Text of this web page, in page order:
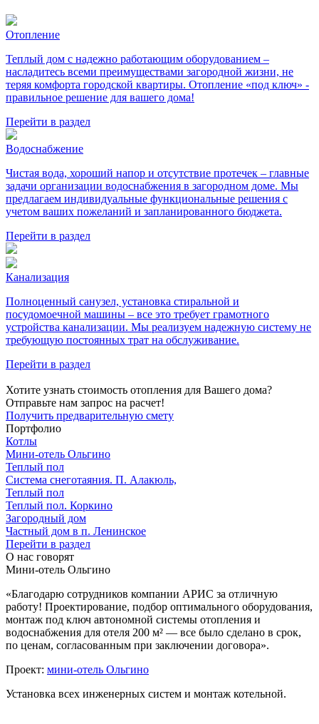
Отопление
Теплый дом с надежно работающим оборудованием –
насладитесь всеми преимуществами загородной жизни, не
теряя комфорта городской квартиры. Отопление «под ключ» -
правильное решение для вашего дома!
Перейти в раздел
Водоснабжение
Чистая вода, хороший напор и отсутствие протечек – главные
задачи организации водоснабжения в загородном доме. Мы
предлагаем индивидуальные функциональные решения с
учетом ваших пожеланий и запланированного бюджета.
Перейти в раздел
Канализация
Полноценный санузел, установка стиральной и
посудомоечной машины – все это требует грамотного
устройства канализации. Мы реализуем надежную систему не
требующую постоянных трат на обслуживание.
Перейти в раздел
Хотите узнать стоимость отопления для Вашего дома?
Отправьте нам запрос на расчет!
Получить предварительную смету
Портфолио
Котлы
Мини‑‏отель Ольгино
Теплый пол
Система снеготаяния. П. Алакюль,
Теплый пол
Теплый пол. Коркино
Загородный дом
Частный дом в п. Ленинское
Перейти в раздел
О нас говорят
Мини-отель Ольгино
«Благодарю сотрудников компании АРИС за отличную
работу! Проектирование, подбор оптимального оборудования,
монтаж под ключ автономной системы отопления и
водоснабжения для отеля 200 м² — все было сделано в срок,
по ценам, согласованным при заключении договора».
Проект: мини-отель Ольгино
Установка всех инженерных систем и монтаж котельной.